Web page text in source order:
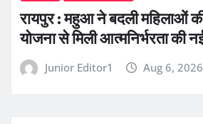
रायपुर : महुआ ने बदली महिलाओं
योजना से मिली आत्मनिर्भरता की
Junior Editor1 Aug 6, 2026